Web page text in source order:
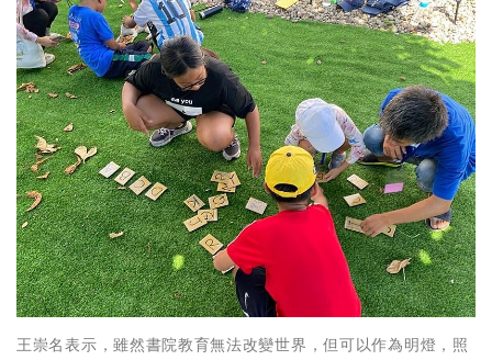
王崇名表示，雖然書院教育無法改變世界，但可以作為明燈，照